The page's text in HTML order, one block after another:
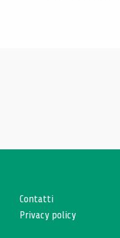
Contatti
Privacy policy